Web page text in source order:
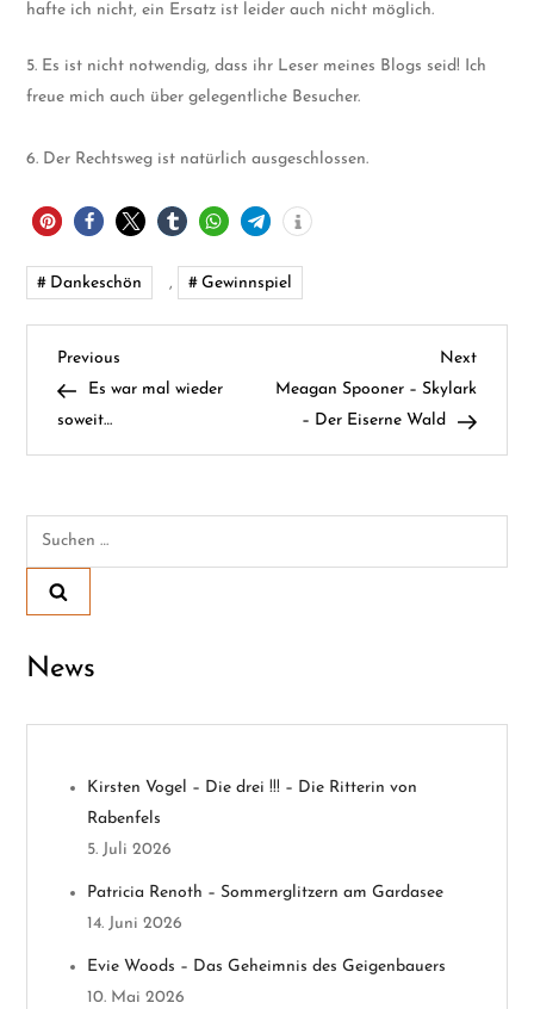
hafte ich nicht, ein Ersatz ist leider auch nicht möglich.
5. Es ist nicht notwendig, dass ihr Leser meines Blogs seid! Ich
freue mich auch über gelegentliche Besucher.
6. Der Rechtsweg ist natürlich ausgeschlossen.
Dankeschön , Gewinnspiel
B
e
t
r
g
s
n
v
Previous
Post
Previous
Es war mal wieder
soweit…
Next
Post
Next
Meagan Spooner – Skylark
– Der Eiserne Wald
Suchen
News
Kirsten Vogel – Die drei !!! – Die Ritterin von
Rabenfels
5. Juli 2026
Patricia Renoth – Sommerglitzern am Gardasee
14. Juni 2026
Evie Woods – Das Geheimnis des Geigenbauers
10. Mai 2026